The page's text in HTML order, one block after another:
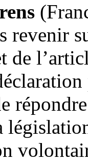
revenir
de